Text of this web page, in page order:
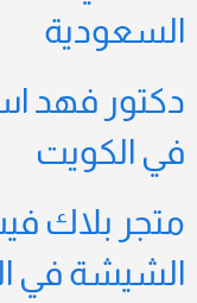
السعودية
دكتور فهد
في الكويت
متجر بلاك
الشيشة في